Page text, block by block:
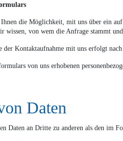
die Möglichkeit, mit uns über ein
von wem die Anfrage stammt
der Kontaktaufnahme mit uns erfolgt
von uns erhobenen
Daten
Daten an Dritte zu anderen als den im